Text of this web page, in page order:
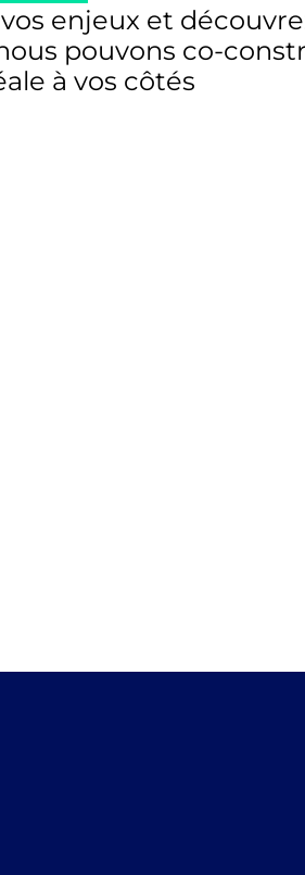
enjeux et
pouvons co-
à vos côtés